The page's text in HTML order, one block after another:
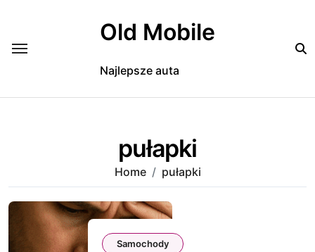
Old Mobile
Najlepsze auta
pułapki
Home pułapki
Samochody